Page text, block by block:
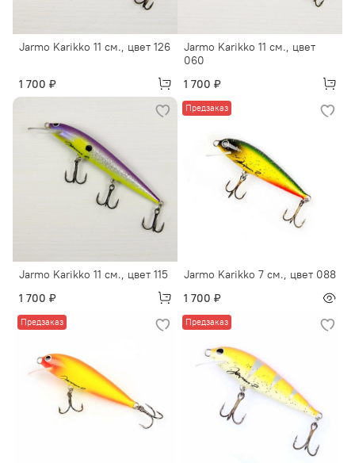
Jarmo Karikko 11 см., цвет 126
1 700 ₽
Jarmo Karikko 11 см., цвет
060
1 700 ₽
Jarmo Karikko 11 см., цвет 115
1 700 ₽
Предзаказ
Jarmo Karikko 7 см., цвет 088
1 700 ₽
Предзаказ Предзаказ